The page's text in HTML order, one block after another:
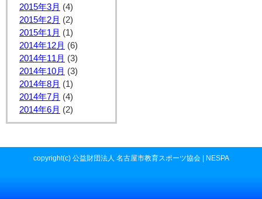
2015年3月 (4)
2015年2月 (2)
2015年1月 (1)
2014年12月 (6)
2014年11月 (3)
2014年10月 (3)
2014年8月 (1)
2014年7月 (4)
2014年6月 (2)
copyright(c) 公益財団法人 名古屋市教育スポーツ協会 | NESPA